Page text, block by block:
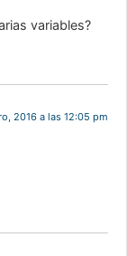
variables?
2016 a las 12:05 pm